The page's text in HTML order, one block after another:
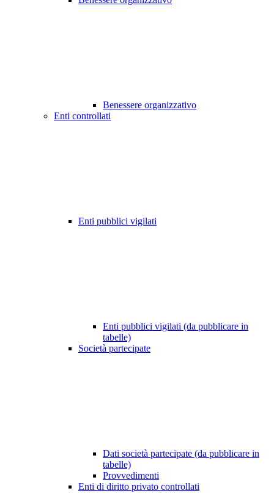
Benessere organizzativo
Enti controllati
Enti pubblici vigilati
Enti pubblici vigilati (da pubblicare in
tabelle)
Società partecipate
Dati società partecipate (da pubblicare in
tabelle)
Provvedimenti
Enti di diritto privato controllati